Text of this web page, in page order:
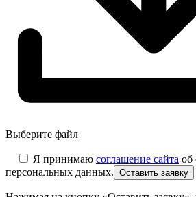
Выберите файл
Я принимаю соглашение сайта об
персональных данных.